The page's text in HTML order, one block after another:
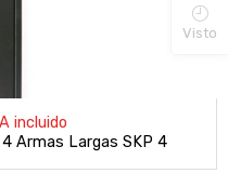
incluido
Armas Largas SKP 4
Visto